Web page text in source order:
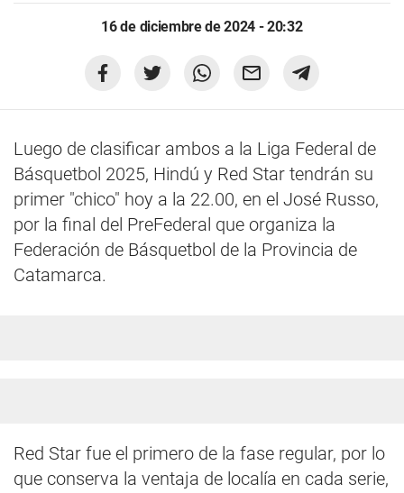
16 de diciembre de 2024 - 20:32
Luego de clasificar ambos a la Liga Federal de
Básquetbol 2025, Hindú y Red Star tendrán su
primer "chico" hoy a la 22.00, en el José Russo,
por la final del PreFederal que organiza la
Federación de Básquetbol de la Provincia de
Catamarca.
Red Star fue el primero de la fase regular, por lo
que conserva la ventaja de localía en cada serie,